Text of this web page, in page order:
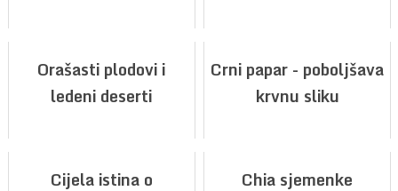
Orašasti plodovi i
ledeni deserti
Crni papar - poboljšava
krvnu sliku
Cijela istina o Chia sjemenke